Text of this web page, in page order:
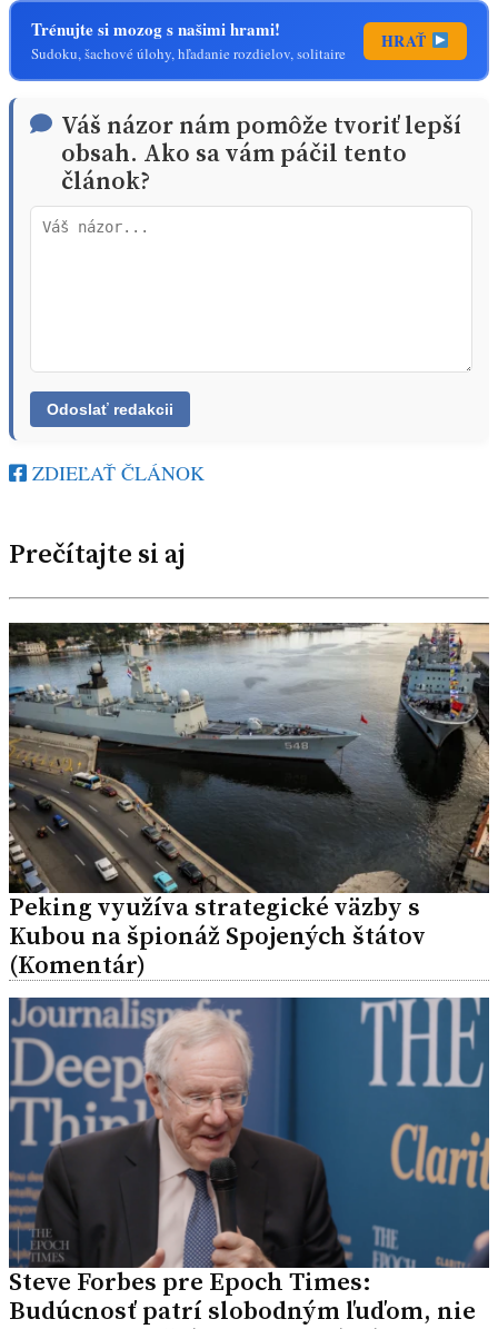
Trénujte si mozog s našimi hrami!
Sudoku, šachové úlohy, hľadanie rozdielov, solitaire
HRAŤ
Váš názor nám pomôže tvoriť lepší
obsah. Ako sa vám páčil tento
článok?
ZDIEĽAŤ ČLÁNOK
Prečítajte si aj
Peking využíva strategické väzby s
Kubou na špionáž Spojených štátov
(Komentár)
Steve Forbes pre Epoch Times:
Budúcnosť patrí slobodným ľuďom, nie